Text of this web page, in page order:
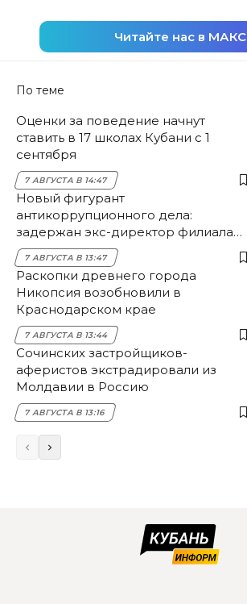
Читайте нас в МАКС
По теме
Оценки за поведение начнут
ставить в 17 школах Кубани с 1
сентября
7 АВГУСТА В 14:47
Новый фигурант
антикоррупционного дела:
задержан экс-директор филиала
НЭСК Крымска
7 АВГУСТА В 13:47
Раскопки древнего города
Никопсия возобновили в
Краснодарском крае
7 АВГУСТА В 13:44
Сочинских застройщиков-
аферистов экстрадировали из
Молдавии в Россию
7 АВГУСТА В 13:16